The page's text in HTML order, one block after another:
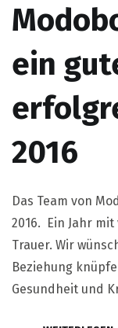
ein
2016
Das Team von
2016. Ein Jahr
Trauer. Wir
Beziehung
Gesundheit und